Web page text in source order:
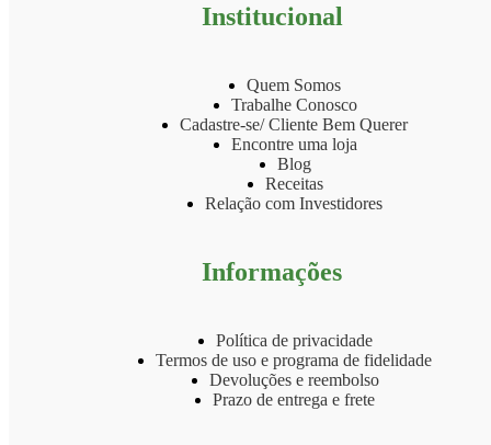
Institucional
Quem Somos
Trabalhe Conosco
Cadastre-se/ Cliente Bem Querer
Encontre uma loja
Blog
Receitas
Relação com Investidores
Informações
Política de privacidade
Termos de uso e programa de fidelidade
Devoluções e reembolso
Prazo de entrega e frete